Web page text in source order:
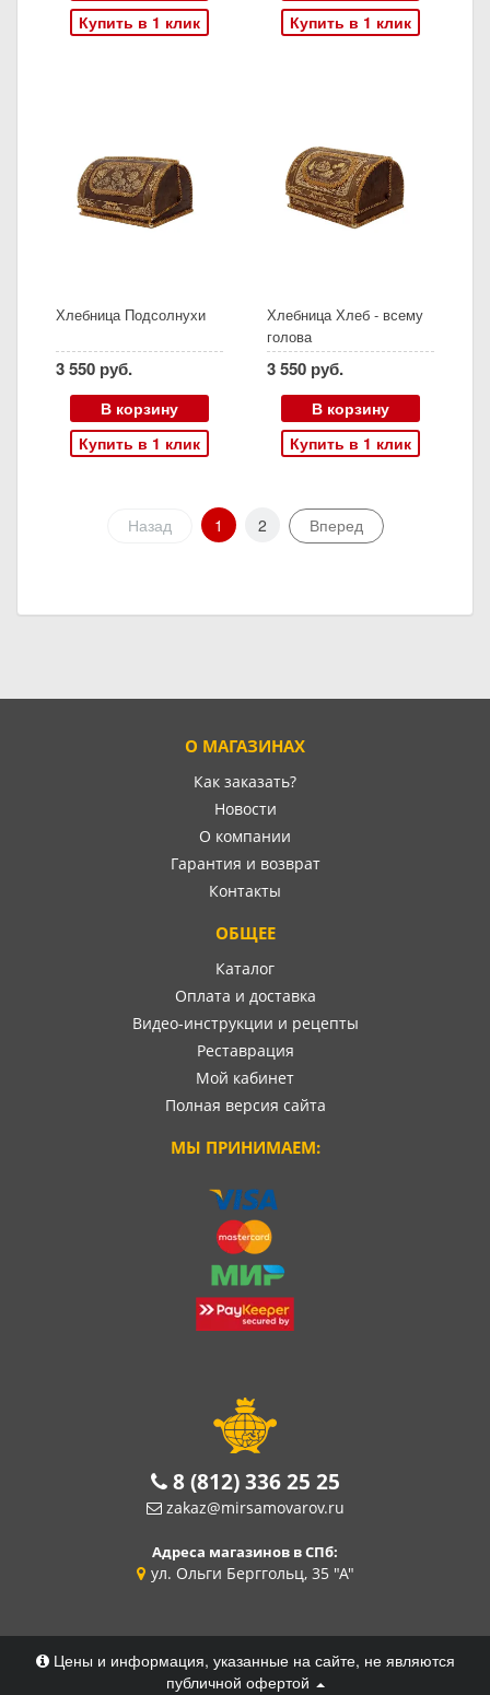
Купить в 1 клик
Купить в 1 клик
Хлебница Подсолнухи
3 550 руб.
В корзину
Купить в 1 клик
Хлебница Хлеб - всему
голова
3 550 руб.
В корзину
Купить в 1 клик
Назад 1 2 Вперед
О МАГАЗИНАХ
Как заказать?
Новости
О компании
Гарантия и возврат
Контакты
ОБЩЕЕ
Каталог
Оплата и доставка
Видео-инструкции и рецепты
Реставрация
Мой кабинет
Полная версия сайта
МЫ ПРИНИМАЕМ:
8 (812) 336 25 25
zakaz@mirsamovarov.ru
Адреса магазинов в СПб:
ул. Ольги Берггольц, 35 "А"
Цены и информация, указанные на сайте, не являются
публичной офертой